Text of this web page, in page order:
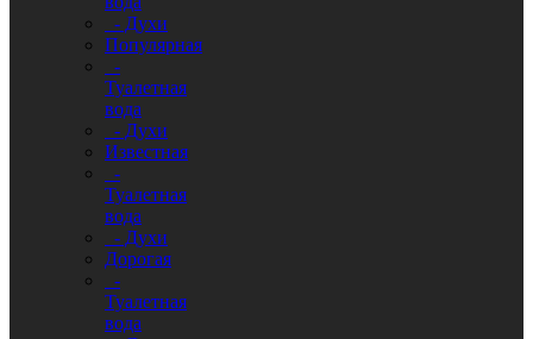
- Духи
Популярная
-
Туалетная
вода
- Духи
Известная
-
Туалетная
вода
- Духи
Дорогая
-
Туалетная
вода